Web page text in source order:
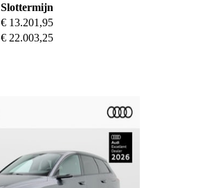
Slottermijn
€ 13.201,95
€ 22.003,25